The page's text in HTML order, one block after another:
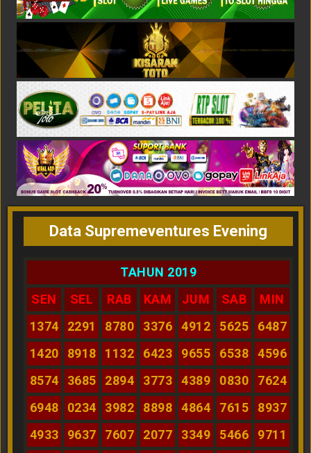
Data Supremeventures Evening
TAHUN 2019
SEN
SEL RAB KAM JUM SAB
MIN
1374
2291 8780 3376 4912 5625
6487
1420
8918 1132 6423 9655 6538
4596
8574
3685 2894 3773 4389 0830
7624
6948
0234 3982 8898 4864 7615
8937
4933
9637 7607 2077 3349 5466
9711